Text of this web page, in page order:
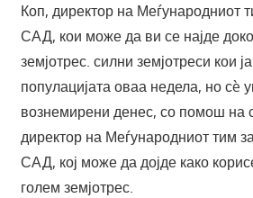
Коп, директор на Меѓународниот
САД, кои може да ви се најде
земјотрес. силни земјотреси кои
популацијата оваа недела, но сè
вознемирени денес, со помош на
директор на Меѓународниот тим
САД, кој може да дојде како
голем земјотрес.